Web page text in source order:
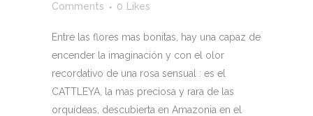
Comments
0 Likes
Entre las flores mas bonitas, hay una capaz de
encender la imaginación y con el olor
recordativo de una rosa sensual : es el
CATTLEYA, la mas preciosa y rara de las
orquídeas, descubierta en Amazonia en el